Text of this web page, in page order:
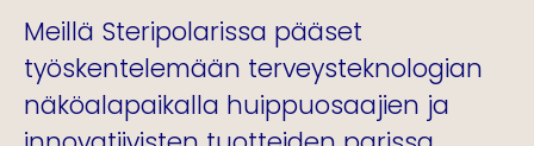
Meillä Steripolarissa pääset
työskentelemään terveysteknologian
näköalapaikalla huippuosaajien ja